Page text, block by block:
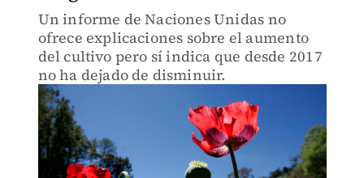
Un informe de Naciones Unidas no
ofrece explicaciones sobre el aumento
del cultivo pero sí indica que desde 2017
no ha dejado de disminuir.